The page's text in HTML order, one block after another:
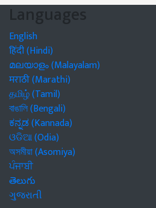
Languages
English
हिंदी (Hindi)
മലയാളം (Malayalam)
मराठी (Marathi)
தமிழ் (Tamil)
বাঙালি (Bengali)
ಕನ್ನಡ (Kannada)
ଓଡିଆ (Odia)
অসমীয়া (Asomiya)
ਪੰਜਾਬੀ
తెలుగు
ગુજરાતી